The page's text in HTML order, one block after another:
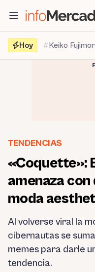
contenido
Hoy
Keiko
TENDENCIAS
«Coquette»:
amenaza
moda
Al volverse viral la
cibernautas se
memes para darle
tendencia.